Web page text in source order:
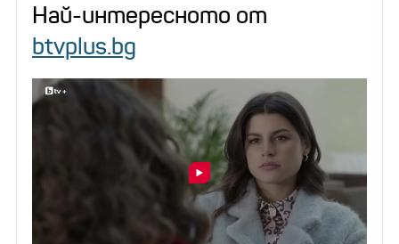
Най-интересното от
btvplus.bg